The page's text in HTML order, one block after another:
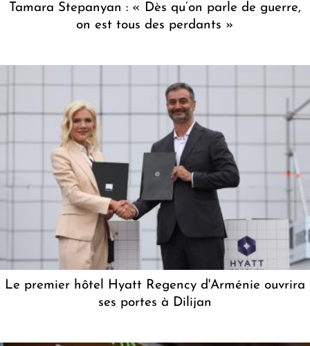
Tamara Stepanyan : « Dès qu’on parle de guerre,
on est tous des perdants »
Le premier hôtel Hyatt Regency d'Arménie ouvrira
ses portes à Dilijan